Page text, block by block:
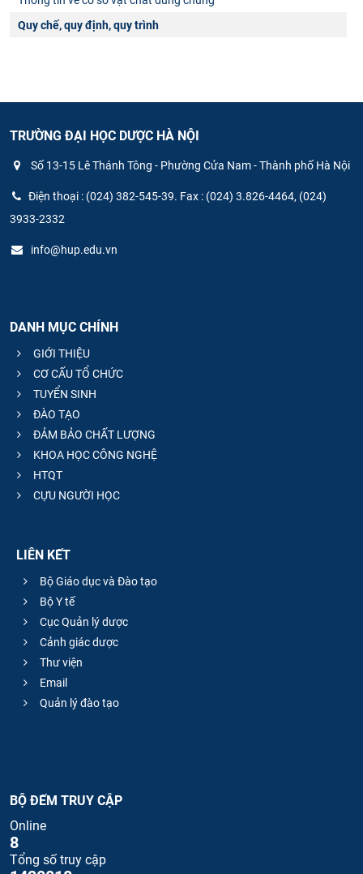
Quy chế, quy định, quy trình
TRƯỜNG ĐẠI HỌC DƯỢC HÀ NỘI
Số 13-15 Lê Thánh Tông - Phường Cửa Nam - Thành phố Hà Nội
Điện thoại : (024) 382-545-39. Fax : (024) 3.826-4464, (024)
3933-2332
info@hup.edu.vn
DANH MỤC CHÍNH
GIỚI THIỆU
CƠ CẤU TỔ CHỨC
TUYỂN SINH
ĐÀO TẠO
ĐẢM BẢO CHẤT LƯỢNG
KHOA HỌC CÔNG NGHỆ
HTQT
CỰU NGƯỜI HỌC
LIÊN KẾT
Bộ Giáo dục và Đào tạo
Bộ Y tế
Cục Quản lý dược
Cảnh giác dược
Thư viện
Email
Quản lý đào tạo
BỘ ĐẾM TRUY CẬP
Online
8
Tổng số truy cập